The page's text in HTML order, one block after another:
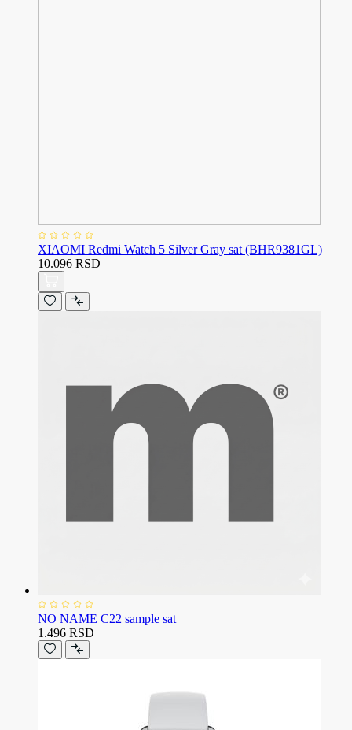
XIAOMI Redmi Watch 5 Silver Gray sat (BHR9381GL)
10.096 RSD
NO NAME C22 sample sat
1.496 RSD